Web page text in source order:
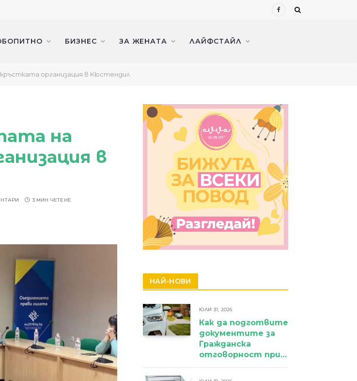
Facebook
БИЗНЕС ЗА ЖЕНАТА ЛАЙФСТАЙЛ
организация в Кюстендил
на
в
3 МИН ЧЕТЕНЕ
НАЙ-НОВИ
ЮЛИ 31, 2026
Как да подготвите
документите за
Гражданска
отговорност при